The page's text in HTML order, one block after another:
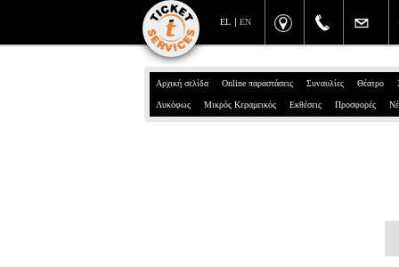
EN
EL
Αρχική σελίδα Online παραστάσεις Συναυλίες Θέατρο
Λυκόφως Μικρός Κεραμεικός Εκθέσεις Προσφορές